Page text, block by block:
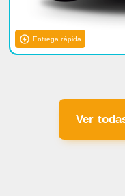
Entrega rápida
Ver